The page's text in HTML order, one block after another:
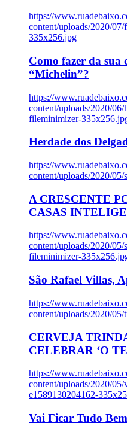
https://
content/uploads/2020/
335x256.jpg
Como fazer da sua
“Michelin”?
https://
content/uploads/2020/
fileminimizer-
Herdade dos
https://
content/uploads/2020/
A CRESCENTE
CASAS
https://
content/uploads/2020/
fileminimizer-
São Rafael Villas,
https://
content/uploads/2020/
CERVEJA
CELEBRAR ‘O
https://
content/uploads/2020/
e1589130204162-
Vai Ficar Tudo Bem